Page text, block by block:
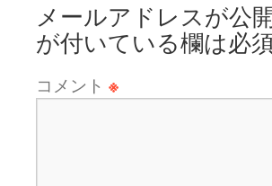
メールアドレスが公
が付いている欄は必
コメント ※